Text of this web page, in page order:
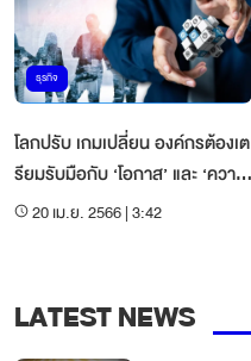
ธุรกิจ
โลกปรับ เกมเปลี่ยน องค์กรต้องเต
รียมรับมือกับ ‘โอกาส’ และ ‘ความ
เสี่ยง’ ใหม่ ที่กำลังจะมาถึง
20 เม.ย. 2566 | 3:42
LATEST NEWS